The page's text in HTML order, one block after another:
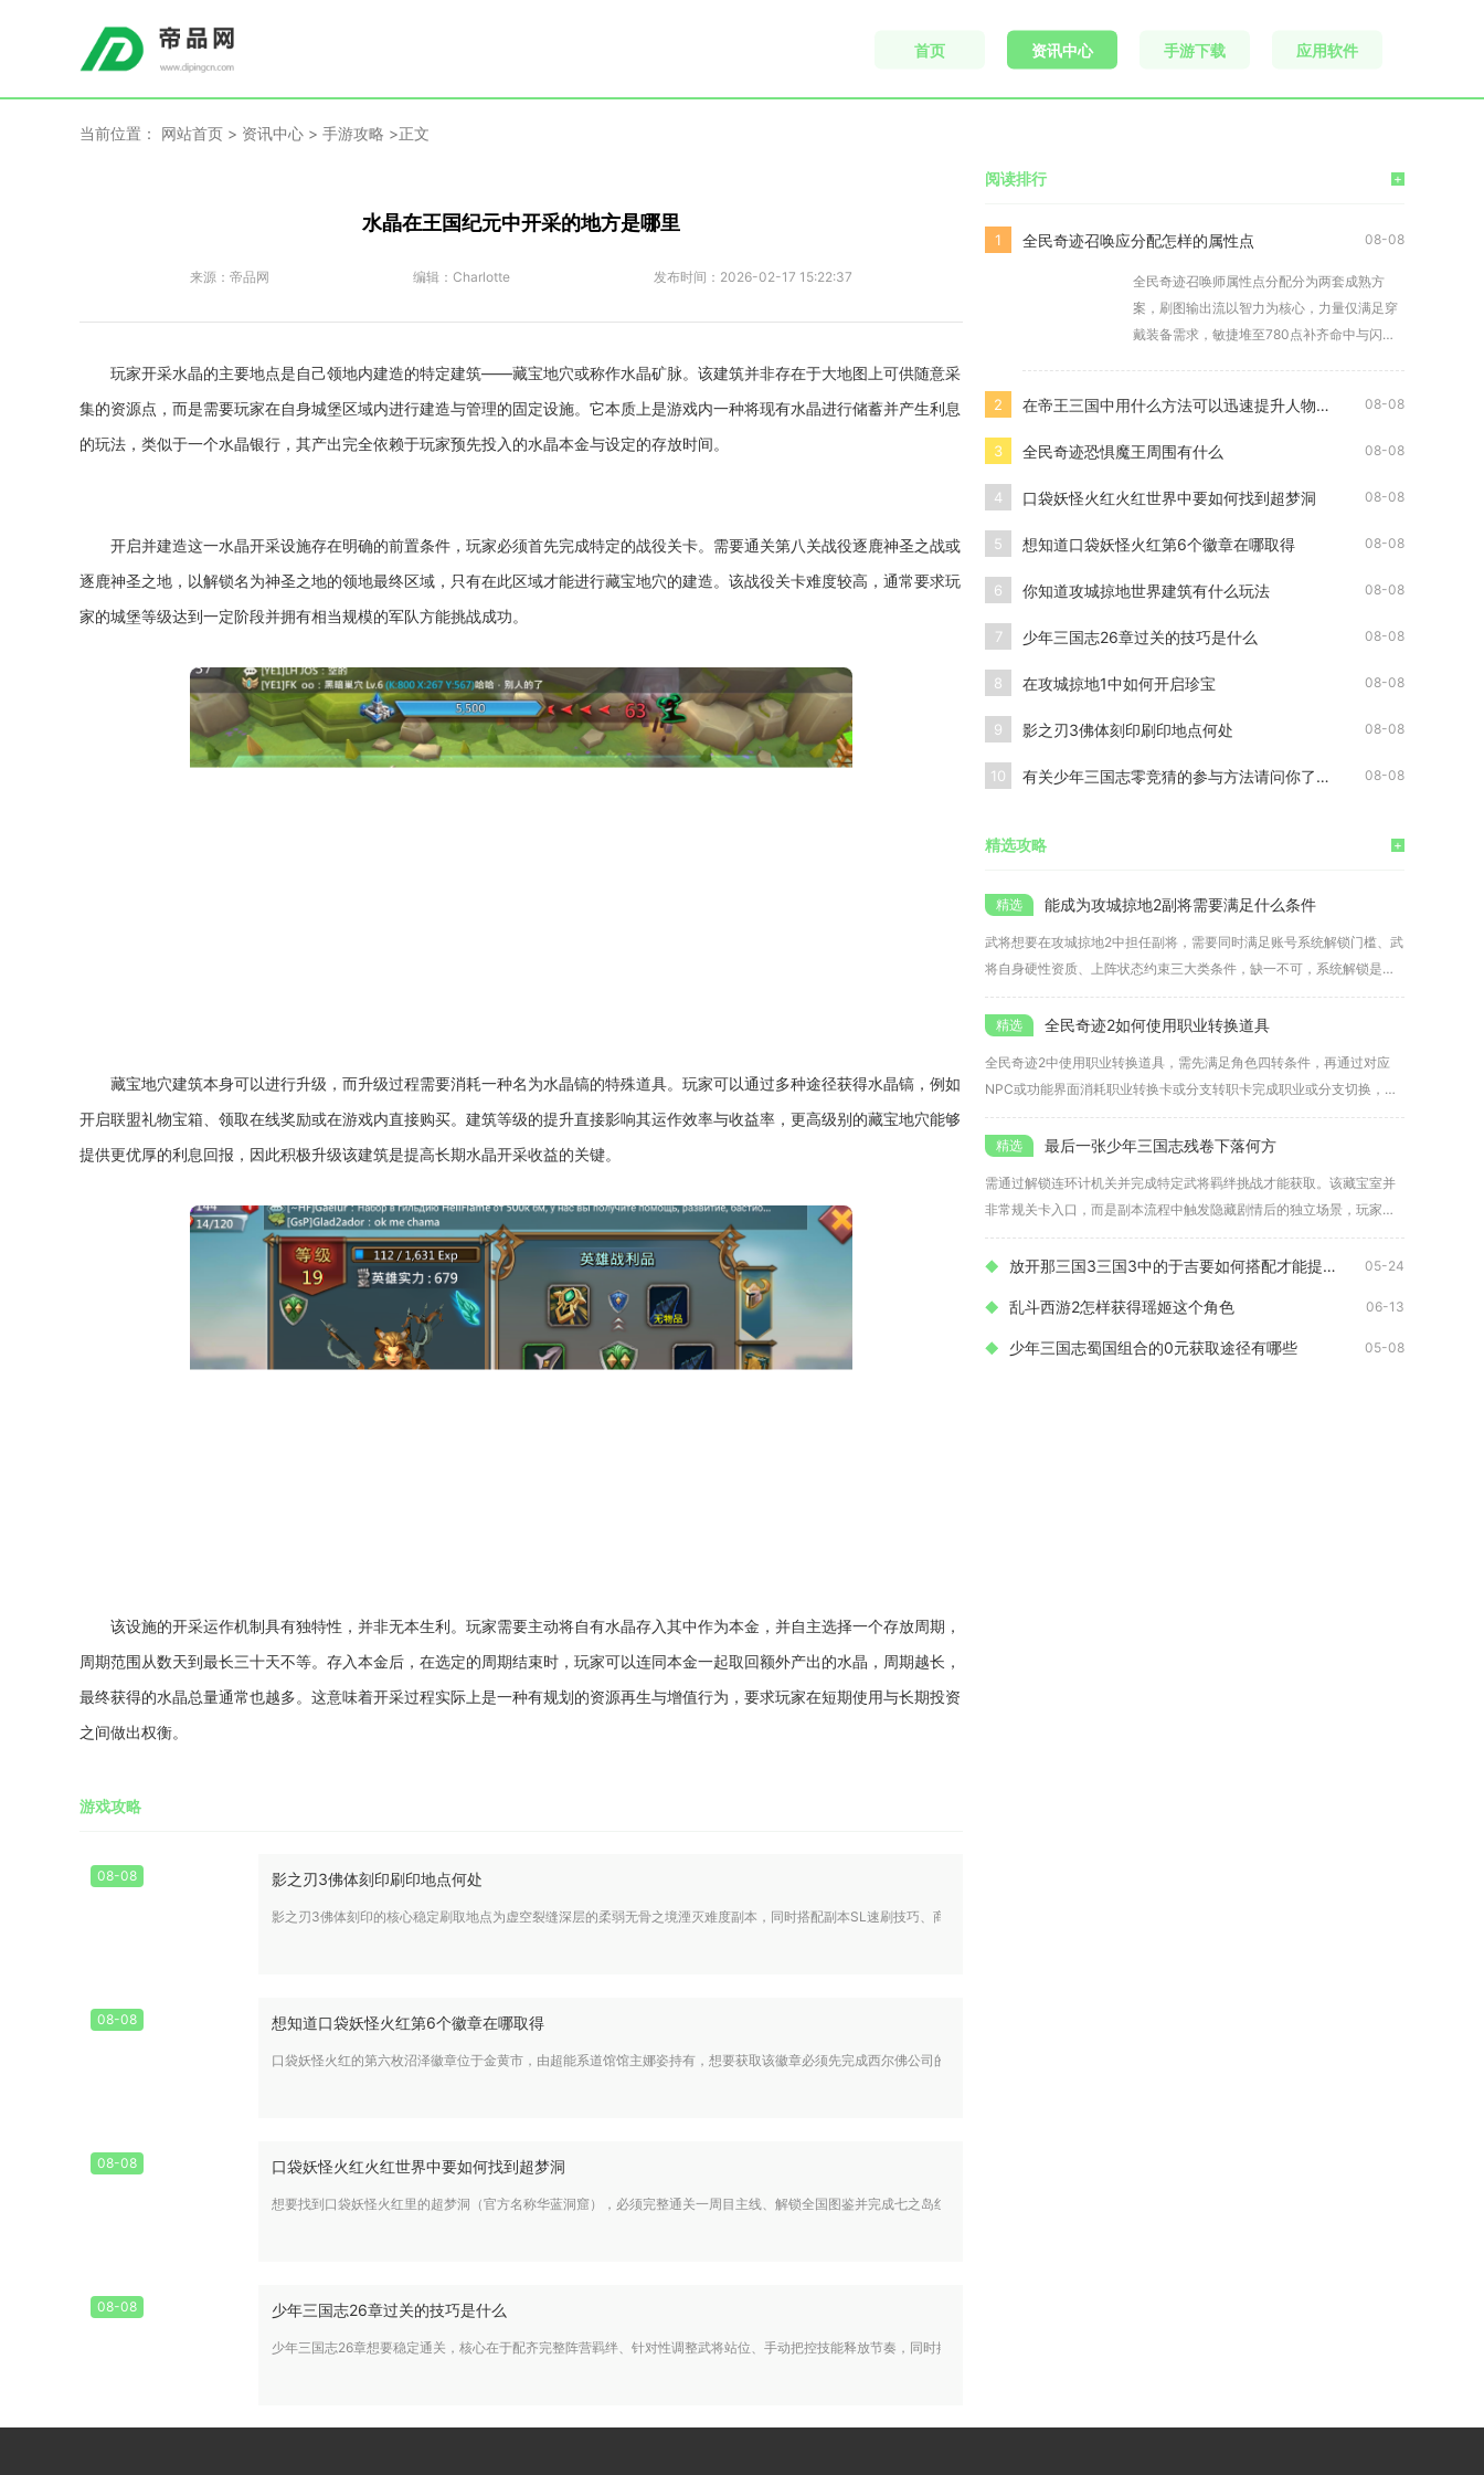
首页 资讯中心 手游下载 应用软件
当前位置： 网站首页 > 资讯中心 > 手游攻略 >正文
水晶在王国纪元中开采的地方是哪里
来源： 帝品网 编辑： Charlotte 发布时间： 2026-02-17 15:22:37
玩家开采水晶的主要地点是自己领地内建造的特定建筑——藏宝地穴或称作水晶矿脉。该建筑并非存在于大地图上可供随意采
集的资源点，而是需要玩家在自身城堡区域内进行建造与管理的固定设施。它本质上是游戏内一种将现有水晶进行储蓄并产生利息
的玩法，类似于一个水晶银行，其产出完全依赖于玩家预先投入的水晶本金与设定的存放时间。
开启并建造这一水晶开采设施存在明确的前置条件，玩家必须首先完成特定的战役关卡。需要通关第八关战役逐鹿神圣之战或
逐鹿神圣之地，以解锁名为神圣之地的领地最终区域，只有在此区域才能进行藏宝地穴的建造。该战役关卡难度较高，通常要求玩
家的城堡等级达到一定阶段并拥有相当规模的军队方能挑战成功。
藏宝地穴建筑本身可以进行升级，而升级过程需要消耗一种名为水晶镐的特殊道具。玩家可以通过多种途径获得水晶镐，例如
开启联盟礼物宝箱、领取在线奖励或在游戏内直接购买。建筑等级的提升直接影响其运作效率与收益率，更高级别的藏宝地穴能够
提供更优厚的利息回报，因此积极升级该建筑是提高长期水晶开采收益的关键。
该设施的开采运作机制具有独特性，并非无本生利。玩家需要主动将自有水晶存入其中作为本金，并自主选择一个存放周期，
周期范围从数天到最长三十天不等。存入本金后，在选定的周期结束时，玩家可以连同本金一起取回额外产出的水晶，周期越长，
最终获得的水晶总量通常也越多。这意味着开采过程实际上是一种有规划的资源再生与增值行为，要求玩家在短期使用与长期投资
之间做出权衡。
游戏攻略
08-08 影之刃3佛体刻印刷印地点何处
影之刃3佛体刻印的核心稳定刷取地点为虚空裂缝深层的柔弱无骨之境湮灭难度副本，同时搭配副本SL速刷技巧、商店兑换、周常隐藏关卡三种补充渠道，能够快速积攒足量佛体刻印用于五圣祝福套装成型。
08-08 想知道口袋妖怪火红第6个徽章在哪取得
口袋妖怪火红的第六枚沼泽徽章位于金黄市，由超能系道馆馆主娜姿持有，想要获取该徽章必须先完成西尔佛公司的火箭队清剿剧情，解锁金黄市道馆的进入权限后，破解道馆内的传送地板迷宫并战胜娜姿
08-08 口袋妖怪火红火红世界中要如何找到超梦洞
想要找到口袋妖怪火红里的超梦洞（官方名称华蓝洞窟），必须完整通关一周目主线、解锁全国图鉴并完成七之岛红蓝宝石剧情，全部流程结束后华蓝市北侧的洞窟入口守卫才会撤离，洞窟永久开放可供进
08-08 少年三国志26章过关的技巧是什么
少年三国志26章想要稳定通关，核心在于配齐完整阵营羁绊、针对性调整武将站位、手动把控技能释放节奏，同时搭配破防神兵与续航兵符，再集中资源强化前排坦度与核心输出，兼顾生存、控制与爆发三
阅读排行 +
1 全民奇迹召唤应分配怎样的属性点 08-08
全民奇迹召唤师属性点分配分为两套成熟方
案，刷图输出流以智力为核心，力量仅满足穿
戴装备需求，敏捷堆至780点补齐命中与闪
2 在帝王三国中用什么方法可以迅速提升人物等级 08-08
3 全民奇迹恐惧魔王周围有什么 08-08
4 口袋妖怪火红火红世界中要如何找到超梦洞 08-08
5 想知道口袋妖怪火红第6个徽章在哪取得 08-08
6 你知道攻城掠地世界建筑有什么玩法 08-08
7 少年三国志26章过关的技巧是什么 08-08
8 在攻城掠地1中如何开启珍宝 08-08
9 影之刃3佛体刻印刷印地点何处 08-08
10 有关少年三国志零竞猜的参与方法请问你了解吗 08-08
精选攻略 +
能成为攻城掠地2副将需要满足什么条件
武将想要在攻城掠地2中担任副将，需要同时满足账号系统解锁门槛、武
将自身硬性资质、上阵状态约束三大类条件，缺一不可，系统解锁是基
础前
全民奇迹2如何使用职业转换道具
全民奇迹2中使用职业转换道具，需先满足角色四转条件，再通过对应
NPC或功能界面消耗职业转换卡或分支转职卡完成职业或分支切换，转
换后
最后一张少年三国志残卷下落何方
需通过解锁连环计机关并完成特定武将羁绊挑战才能获取。该藏宝室并
非常规关卡入口，而是副本流程中触发隐藏剧情后的独立场景，玩家需
在通关
放开那三国3三国3中的于吉要如何搭配才能提升实力 05-24
乱斗西游2怎样获得瑶姬这个角色 06-13
少年三国志蜀国组合的0元获取途径有哪些 05-08